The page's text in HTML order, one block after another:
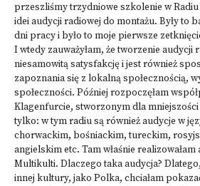
przeszliśmy trzydniowe szkolenie w
idei audycji radiowej do montażu. Były to
dni pracy i było to moje pierwsze
I wtedy zauważyłam, że tworzenie audycji
niesamowitą satysfakcję i jest również
zapoznania się z lokalną społecznością,
społeczności. Później rozpoczęłam
Klagenfurcie, stworzonym dla mniejszości
tylko: w tym radiu są również audycje w
chorwackim, bośniackim, tureckim,
angielskim etc. Tam właśnie
Multikulti. Dlaczego taka audycja?
innej kultury, jako Polka, chciałam